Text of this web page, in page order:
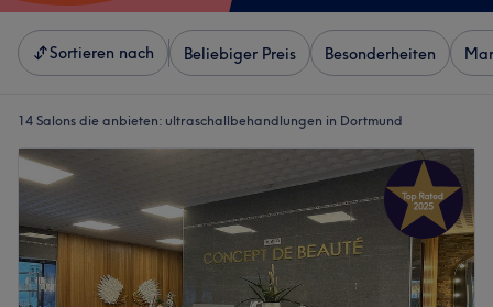
Sortieren nach Beliebiger Preis Besonderheiten
14 Salons die anbieten: ultraschallbehandlungen in Dortmund